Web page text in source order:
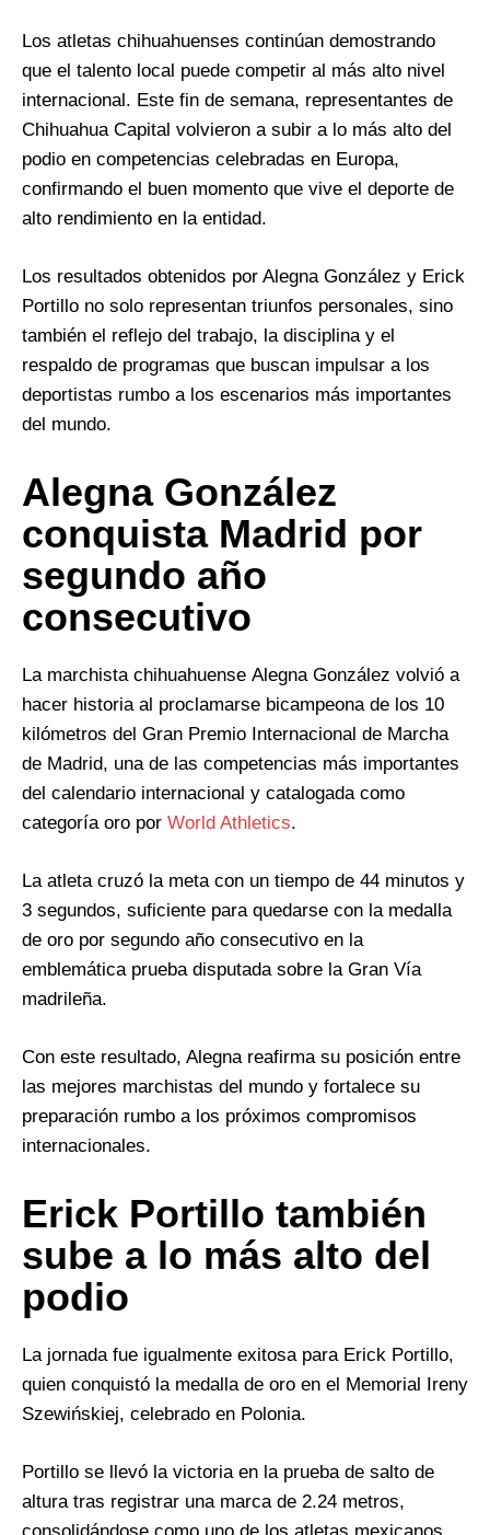
Los atletas chihuahuenses continúan demostrando
que el talento local puede competir al más alto nivel
internacional. Este fin de semana, representantes de
Chihuahua Capital volvieron a subir a lo más alto del
podio en competencias celebradas en Europa,
confirmando el buen momento que vive el deporte de
alto rendimiento en la entidad.
Los resultados obtenidos por Alegna González y Erick
Portillo no solo representan triunfos personales, sino
también el reflejo del trabajo, la disciplina y el
respaldo de programas que buscan impulsar a los
deportistas rumbo a los escenarios más importantes
del mundo.
Alegna González
conquista Madrid por
segundo año
consecutivo
La marchista chihuahuense Alegna González volvió a
hacer historia al proclamarse bicampeona de los 10
kilómetros del Gran Premio Internacional de Marcha
de Madrid, una de las competencias más importantes
del calendario internacional y catalogada como
categoría oro por World Athletics.
La atleta cruzó la meta con un tiempo de 44 minutos y
3 segundos, suficiente para quedarse con la medalla
de oro por segundo año consecutivo en la
emblemática prueba disputada sobre la Gran Vía
madrileña.
Con este resultado, Alegna reafirma su posición entre
las mejores marchistas del mundo y fortalece su
preparación rumbo a los próximos compromisos
internacionales.
Erick Portillo también
sube a lo más alto del
podio
La jornada fue igualmente exitosa para Erick Portillo,
quien conquistó la medalla de oro en el Memorial Ireny
Szewińskiej, celebrado en Polonia.
Portillo se llevó la victoria en la prueba de salto de
altura tras registrar una marca de 2.24 metros,
consolidándose como uno de los atletas mexicanos